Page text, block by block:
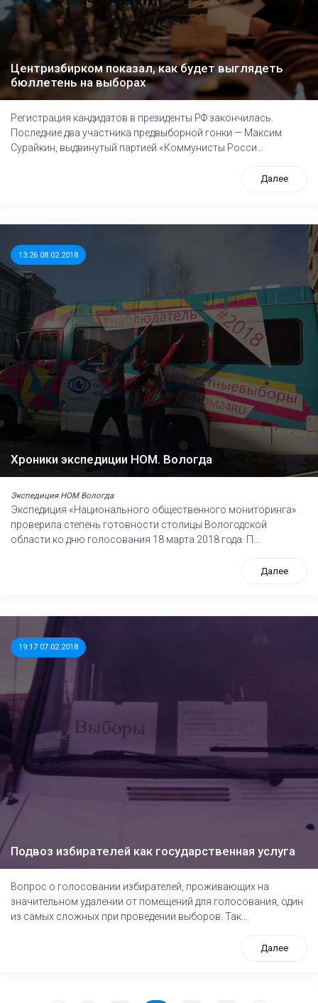
Центризбирком показал, как будет выглядеть
бюллетень на выборах
Регистрация кандидатов в президенты РФ закончилась.
Последние два участника предвыборной гонки — Максим
Сурайкин, выдвинутый партией «Коммунисты Росси...
Далее
13:26 08.02.2018
Хроники экспедиции НОМ. Вологда
Экспедиция НОМ Вологда
Экспедиция «Национального общественного мониторинга»
проверила степень готовности столицы Вологодской
области ко дню голосования 18 марта 2018 года. П...
Далее
19:17 07.02.2018
Подвоз избирателей как государственная услуга
Вопрос о голосовании избирателей, проживающих на
значительном удалении от помещений для голосования, один
из самых сложных при проведении выборов. Так...
Далее